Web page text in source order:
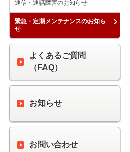
通信・通話障害のお知らせ
緊急・定期メンテナンスのお知ら
せ
よくあるご質問
（FAQ）
お知らせ
お問い合わせ